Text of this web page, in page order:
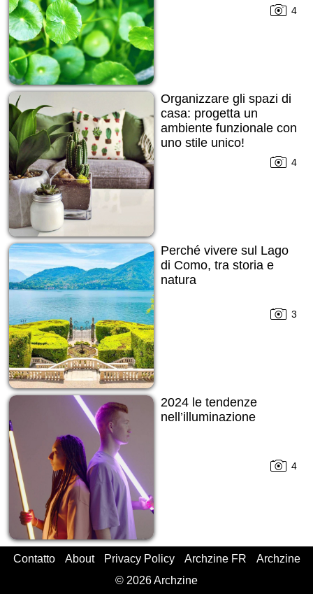
4
Organizzare gli spazi di
casa: progetta un
ambiente funzionale con
uno stile unico!
4
Perché vivere sul Lago
di Como, tra storia e
natura
3
2024 le tendenze
nell’illuminazione
4
Contatto About Privacy Policy Archzine FR
Archzine
© 2026 Archzine